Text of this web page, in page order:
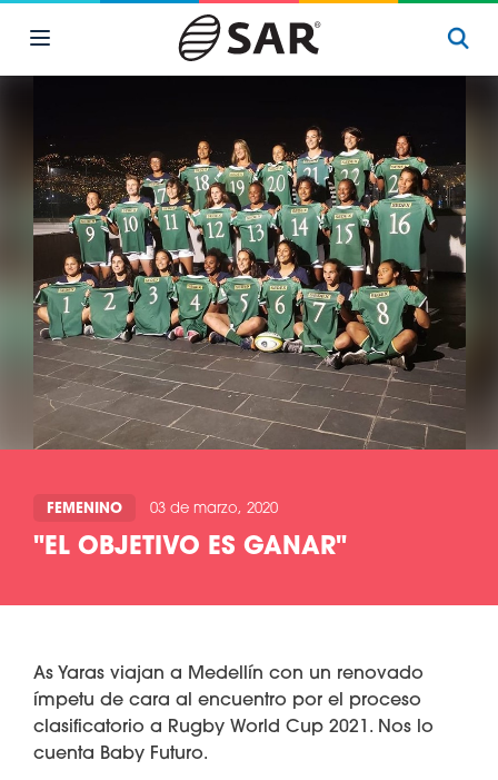
FEMENINO 03 de marzo, 2020
"EL OBJETIVO ES GANAR"
As Yaras viajan a Medellín con un renovado
ímpetu de cara al encuentro por el proceso
clasificatorio a Rugby World Cup 2021. Nos lo
cuenta Baby Futuro.